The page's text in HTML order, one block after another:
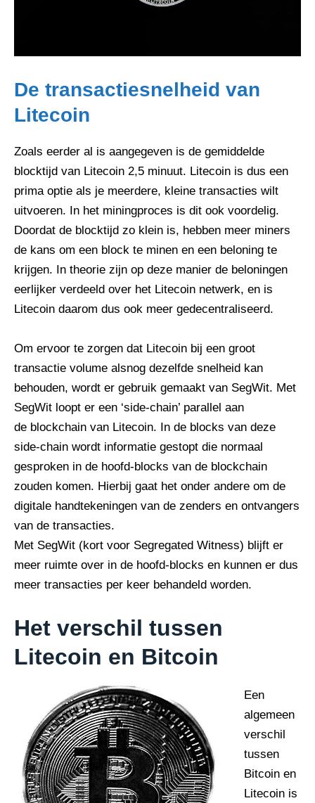
De transactiesnelheid van
Litecoin
Zoals eerder al is aangegeven is de gemiddelde
blocktijd van Litecoin 2,5 minuut. Litecoin is dus een
prima optie als je meerdere, kleine transacties wilt
uitvoeren. In het miningproces is dit ook voordelig.
Doordat de blocktijd zo klein is, hebben meer miners
de kans om een block te minen en een beloning te
krijgen. In theorie zijn op deze manier de beloningen
eerlijker verdeeld over het Litecoin netwerk, en is
Litecoin daarom dus ook meer gedecentraliseerd.
Om ervoor te zorgen dat Litecoin bij een groot
transactie volume alsnog dezelfde snelheid kan
behouden, wordt er gebruik gemaakt van SegWit. Met
SegWit loopt er een ‘side-chain’ parallel aan
de blockchain van Litecoin. In de blocks van deze
side-chain wordt informatie gestopt die normaal
gesproken in de hoofd-blocks van de blockchain
zouden komen. Hierbij gaat het onder andere om de
digitale handtekeningen van de zenders en ontvangers
van de transacties.
Met SegWit (kort voor Segregated Witness) blijft er
meer ruimte over in de hoofd-blocks en kunnen er dus
meer transacties per keer behandeld worden.
Het verschil tussen
Litecoin en Bitcoin
Een
algemeen
verschil
tussen
Bitcoin en
Litecoin is